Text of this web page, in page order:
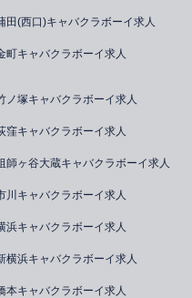
田(西口)キャバクラボーイ求人
町キャバクラボーイ求人
ノ塚キャバクラボーイ求人
窪キャバクラボーイ求人
師ヶ谷大蔵キャバクラボーイ求人
川キャバクラボーイ求人
浜キャバクラボーイ求人
横浜キャバクラボーイ求人
本キャバクラボーイ求人